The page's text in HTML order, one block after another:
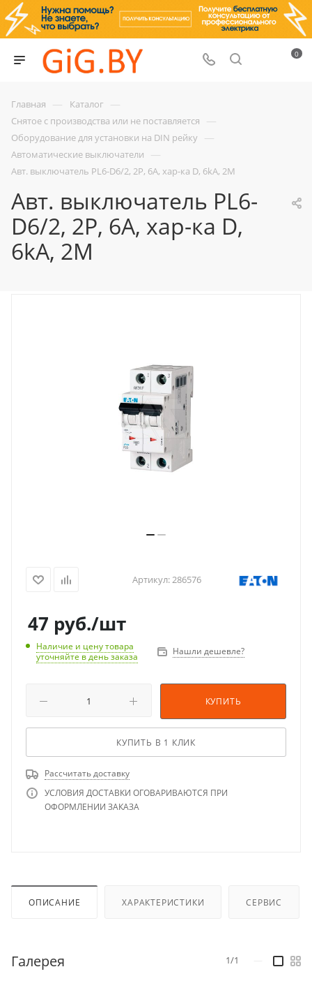
0
Главная — Каталог —
Снятое с производства или не поставляется —
Оборудование для установки на DIN рейку —
Автоматические выключатели —
Авт. выключатель PL6-D6/2, 2P, 6A, хар-ка D, 6kA, 2M
Авт. выключатель PL6-
D6/2, 2P, 6A, хар-ка D,
6kA, 2M
Артикул:286576
47 руб./шт
Наличие и цену товара
уточняйте в день заказа
Нашли дешевле?
КУПИТЬ
КУПИТЬ В 1 КЛИК
Рассчитать доставку
УСЛОВИЯ ДОСТАВКИ ОГОВАРИВАЮТСЯ ПРИ
ОФОРМЛЕНИИ ЗАКАЗА
ОПИСАНИЕ ХАРАКТЕРИСТИКИ СЕРВИС
Галерея 1/1